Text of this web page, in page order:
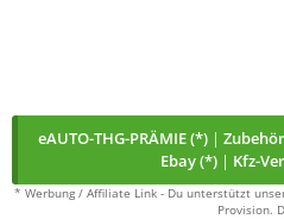
eAUTO-THG-PRÄMIE (*) |
Ebay (*) | Kfz-
* Werbung / Affiliate Link - Du unterstützt
Provision.